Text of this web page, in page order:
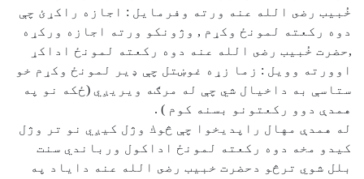
خُبيب رضى الله عنه ورته وفرمايل : اجازه راكړئ چې
دوه ركعته لمونځ وكړم , وژونكو ورته اجازه وركړه
,حضرت خُبيب رضى الله عنه دوه ركعته لمونځ اداكړ
اوورته وويل : زما زړه غوښتل چې ډير لمونځ وكړم خو
ستاسې به داخيال شي چې له مرګه ويريږي (ځكه نو په
همدې دوو ركعتونو بسنه كوم ) .
له همدې مهال راپديخوا چې څوك وژل كيږي نو تر وژل
كيدو مخه دوه ركعته لمونځ اداكول ورباندي سنت
بلل شوي ترڅو دحضرت خبيب رضى الله عنه داياد په